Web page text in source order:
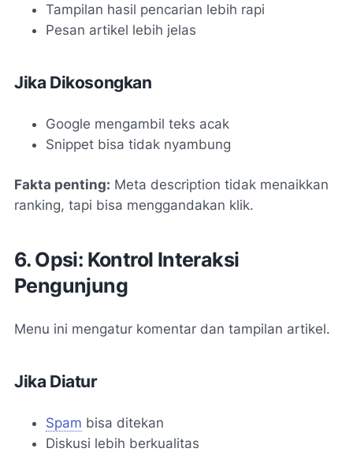
Tampilan hasil pencarian lebih rapi
Pesan artikel lebih jelas
Jika Dikosongkan
Google mengambil teks acak
Snippet bisa tidak nyambung
Fakta penting: Meta description tidak menaikkan
ranking, tapi bisa menggandakan klik.
6. Opsi: Kontrol Interaksi
Pengunjung
Menu ini mengatur komentar dan tampilan artikel.
Jika Diatur
Spam bisa ditekan
Diskusi lebih berkualitas